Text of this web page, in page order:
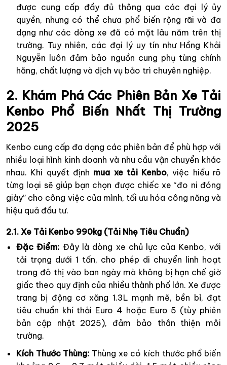
được cung cấp đầy đủ thông qua các đại lý ủy
quyền, nhưng có thể chưa phổ biến rộng rãi và đa
dạng như các dòng xe đã có mặt lâu năm trên thị
trường. Tuy nhiên, các đại lý uy tín như Hồng Khải
Nguyễn luôn đảm bảo nguồn cung phụ tùng chính
hãng, chất lượng và dịch vụ bảo trì chuyên nghiệp.
2. Khám Phá Các Phiên Bản Xe Tải
Kenbo Phổ Biến Nhất Thị Trường
2025
Kenbo cung cấp đa dạng các phiên bản để phù hợp với
nhiều loại hình kinh doanh và nhu cầu vận chuyển khác
nhau. Khi quyết định mua xe tải Kenbo, việc hiểu rõ
từng loại sẽ giúp bạn chọn được chiếc xe “đo ni đóng
giày” cho công việc của mình, tối ưu hóa công năng và
hiệu quả đầu tư.
2.1. Xe Tải Kenbo 990kg (Tải Nhẹ Tiêu Chuẩn)
Đặc Điểm: Đây là dòng xe chủ lực của Kenbo, với
tải trọng dưới 1 tấn, cho phép di chuyển linh hoạt
trong đô thị vào ban ngày mà không bị hạn chế giờ
giấc theo quy định của nhiều thành phố lớn. Xe được
trang bị động cơ xăng 1.3L mạnh mẽ, bền bỉ, đạt
tiêu chuẩn khí thải Euro 4 hoặc Euro 5 (tùy phiên
bản cập nhật 2025), đảm bảo thân thiện môi
trường.
Kích Thước Thùng: Thùng xe có kích thước phổ biến